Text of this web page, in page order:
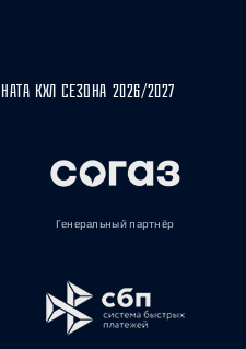
КХЛ СЕЗОНА 2026/2027
Генеральный партнёр